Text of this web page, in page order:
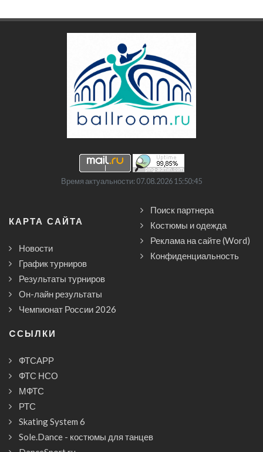
Время актуальности: 07.08.2026 15:50:45
КАРТА САЙТА
Новости
График турниров
Результаты турниров
Он-лайн результаты
Чемпионат России 2026
Поиск партнера
Костюмы и одежда
Реклама на сайте (Word)
Конфиденциальность
CСЫЛКИ
ФТСАРР
ФТС НСО
МФТС
РТС
Skating System 6
Sole.Dance - костюмы для танцев